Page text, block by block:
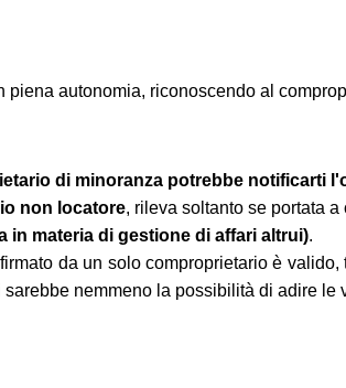
piena autonomia, riconoscendo al
di minoranza potrebbe notificarti
non locatore, rileva soltanto se portata
in materia di gestione di affari altrui).
da un solo comproprietario è
nemmeno la possibilità di adire